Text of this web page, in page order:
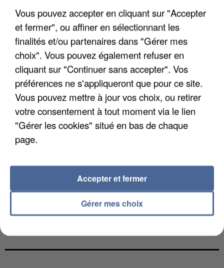
APRÈS TOUTES CES CANICULES, LES REFUGES
DE FAUNE SAUVAGE SONT...
L’UN DES FONDATEURS SUPPOSÉS DE LA DZ
Vous pouvez accepter en cliquant sur "Accepter
et fermer", ou affiner en sélectionnant les
finalités et/ou partenaires dans "Gérer mes
choix". Vous pouvez également refuser en
cliquant sur "Continuer sans accepter". Vos
préférences ne s'appliqueront que pour ce site.
Vous pouvez mettre à jour vos choix, ou retirer
votre consentement à tout moment via le lien
"Gérer les cookies" situé en bas de chaque
page.
Gérer mes choix
Accepter et fermer